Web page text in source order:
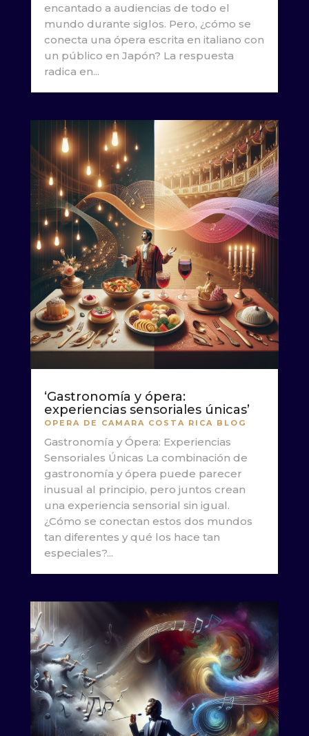
encantado a audiencias de todo el
mundo durante siglos. Pero, ¿cómo se
conecta una ópera escrita en italiano con
un público en Japón? La respuesta
radica en...
‘Gastronomía y ópera:
experiencias sensoriales únicas’
OPERA DE CAMARA COSTA RICA BLOG
Gastronomía y Ópera: Experiencias
Sensoriales Únicas La combinación de
gastronomía y ópera puede parecer
inusual al principio, pero juntos crean
una experiencia sensorial sin igual.
¿Cómo se conectan estos dos mundos
tan diferentes y qué los hace tan
especiales?...